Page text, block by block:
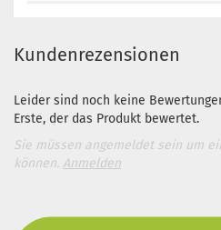
Kundenrezensionen
Leider sind noch keine
Erste, der das Produkt bewertet.
Sie müssen angemeldet sein um
können. Anmelden